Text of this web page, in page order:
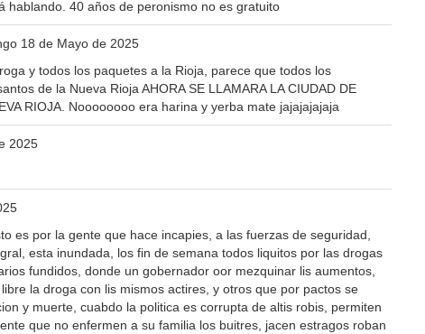
hablando. 40 años de peronismo no es gratuito
18 de Mayo de 2025
y todos los paquetes a la Rioja, parece que todos los
de la Nueva Rioja AHORA SE LLAMARA LA CIUDAD DE
RIOJA. Noooooooo era harina y yerba mate jajajajajaja
2025
es por la gente que hace incapies, a las fuerzas de seguridad,
esta inundada, los fin de semana todos liquitos por las drogas
fundidos, donde un gobernador oor mezquinar lis aumentos,
la droga con lis mismos actires, y otros que por pactos se
y muerte, cuabdo la politica es corrupta de altis robis, permiten
que no enfermen a su familia los buitres, jacen estragos roban